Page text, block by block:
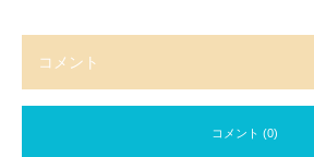
コメント
コメント (0)